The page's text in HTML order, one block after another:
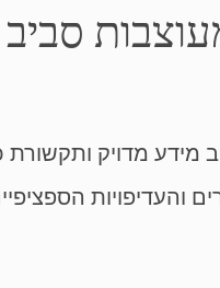
מידע מדויק
והעדיפויות